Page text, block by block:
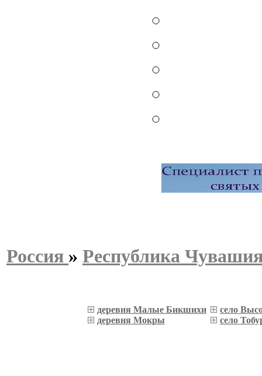
Россия » Республика
деревня Малые Бикшихи
деревня Мокры
село
село